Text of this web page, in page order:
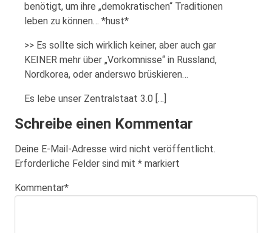
benötigt, um ihre „demokratischen“ Traditionen
leben zu können… *hust*
>> Es sollte sich wirklich keiner, aber auch gar
KEINER mehr über „Vorkomnisse“ in Russland,
Nordkorea, oder anderswo brüskieren…
Es lebe unser Zentralstaat 3.0 […]
Schreibe einen Kommentar
Deine E-Mail-Adresse wird nicht veröffentlicht.
Erforderliche Felder sind mit * markiert
Kommentar*